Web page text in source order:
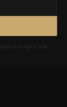
kedykoľvek.